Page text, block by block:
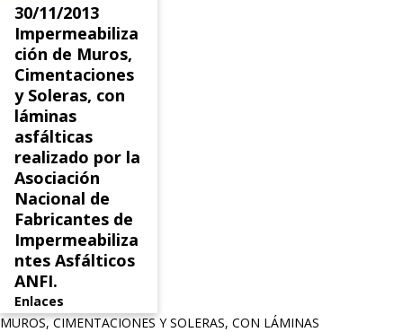
30/11/2013
Impermeabiliza
ción de Muros,
Cimentaciones
y Soleras, con
láminas
asfálticas
realizado por la
Asociación
Nacional de
Fabricantes de
Impermeabiliza
ntes Asfálticos
ANFI.
Enlaces
MUROS, CIMENTACIONES Y SOLERAS, CON LÁMINAS